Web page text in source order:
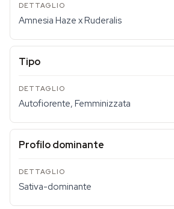
Amnesia Haze x Ruderalis
Tipo
Autofiorente, Femminizzata
Profilo dominante
Sativa-dominante